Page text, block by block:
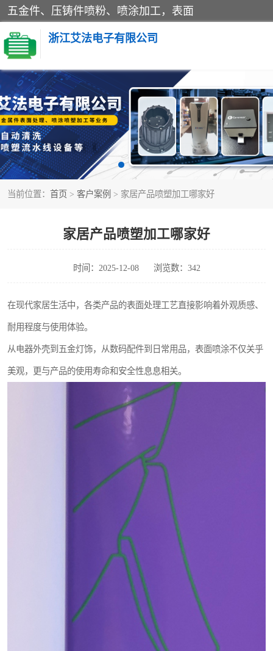
五金件、压铸件喷粉、喷涂加工，表面
浙江艾法电子有限公司
当前位置： 首页 > 客户案例 > 家居产品喷塑加工哪家好
家居产品喷塑加工哪家好
时间：2025-12-08 浏览数：342
在现代家居生活中，各类产品的表面处理工艺直接影响着外观质感、
耐用程度与使用体验。
从电器外壳到五金灯饰，从数码配件到日常用品，表面喷涂不仅关乎
美观，更与产品的使用寿命和安全性息息相关。
五金加工